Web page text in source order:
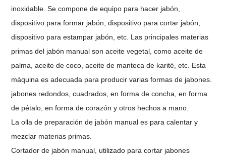
inoxidable. Se compone de equipo para hacer jabón,
dispositivo para formar jabón, dispositivo para cortar jabón,
dispositivo para estampar jabón, etc. Las principales materias
primas del jabón manual son aceite vegetal, como aceite de
palma, aceite de coco, aceite de manteca de karité, etc. Esta
máquina es adecuada para producir varias formas de jabones.
jabones redondos, cuadrados, en forma de concha, en forma
de pétalo, en forma de corazón y otros hechos a mano.
La olla de preparación de jabón manual es para calentar y
mezclar materias primas.
Cortador de jabón manual, utilizado para cortar jabones